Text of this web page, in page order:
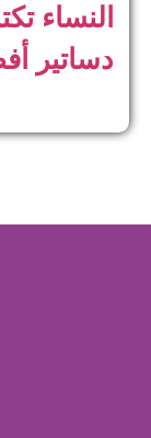
النساء
دساتير